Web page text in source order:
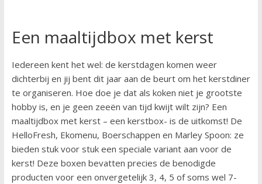
Een maaltijdbox met kerst
Iedereen kent het wel: de kerstdagen komen weer
dichterbij en jij bent dit jaar aan de beurt om het kerstdiner
te organiseren. Hoe doe je dat als koken niet je grootste
hobby is, en je geen zeeën van tijd kwijt wilt zijn? Een
maaltijdbox met kerst – een kerstbox- is de uitkomst! De
HelloFresh, Ekomenu, Boerschappen en Marley Spoon: ze
bieden stuk voor stuk een speciale variant aan voor de
kerst! Deze boxen bevatten precies de benodigde
producten voor een onvergetelijk 3, 4, 5 of soms wel 7-